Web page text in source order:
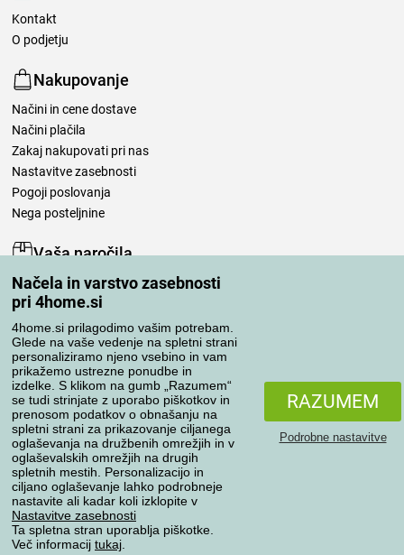
Načela in varstvo zasebnosti
pri 4home.si
4home.si prilagodimo vašim potrebam.
Glede na vaše vedenje na spletni strani
personaliziramo njeno vsebino in vam
prikažemo ustrezne ponudbe in
izdelke. S klikom na gumb „Razumem“
se tudi strinjate z uporabo piškotkov in
prenosom podatkov o obnašanju na
spletni strani za prikazovanje ciljanega
oglaševanja na družbenih omrežjih in v
oglaševalskih omrežjih na drugih
spletnih mestih. Personalizacijo in
ciljano oglaševanje lahko podrobneje
nastavite ali kadar koli izklopite v
Nastavitve zasebnosti
Ta spletna stran uporablja piškotke.
Več informacij tukaj
RAZUMEM
Podrobne nastavitve
Kontakt
O podjetju
Nakupovanje
Načini in cene dostave
Načini plačila
Zakaj nakupovati pri nas
Nastavitve zasebnosti
Pogoji poslovanja
Nega posteljnine
Vaša naročila
Moj račun
Pregled naročil
Reklamacija
Odstop od kupoprodajne pogodbe
Pravila obdelave ocen
Načini prevoza
Načini plačila
Zanesljiva trgovina